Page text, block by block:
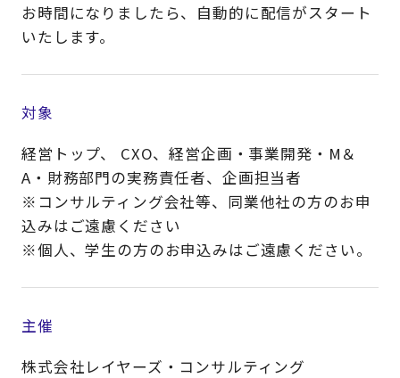
お時間になりましたら、自動的に配信がスタート
いたします。
対象
経営トップ、 CXO、経営企画・事業開発・M＆
A・財務部門の実務責任者、企画担当者
※コンサルティング会社等、同業他社の方のお申
込みはご遠慮ください
※個人、学生の方のお申込みはご遠慮ください。​
主催
株式会社レイヤーズ・コンサルティング